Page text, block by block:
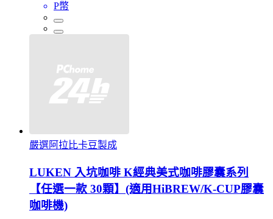
P幣
嚴選阿拉比卡豆製成
LUKEN 入坑咖啡 K經典美式咖啡膠囊系列
【任選一款 30顆】(適用HiBREW/K-CUP膠囊
咖啡機)